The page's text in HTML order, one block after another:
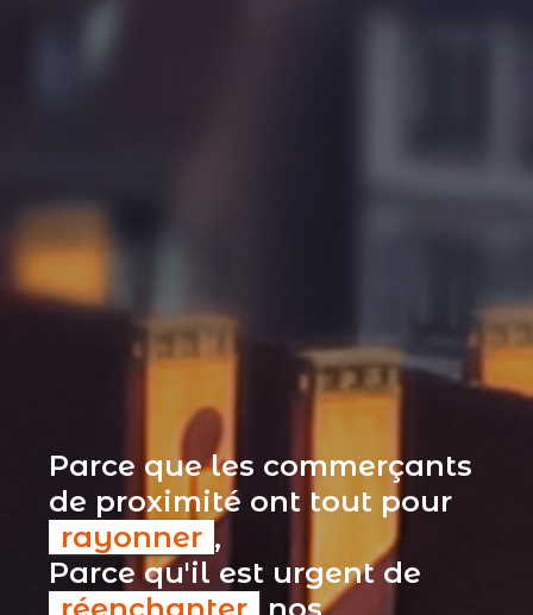
Parce que les commerçants
de proximité ont tout pour
rayonner ,
Parce qu'il est urgent de